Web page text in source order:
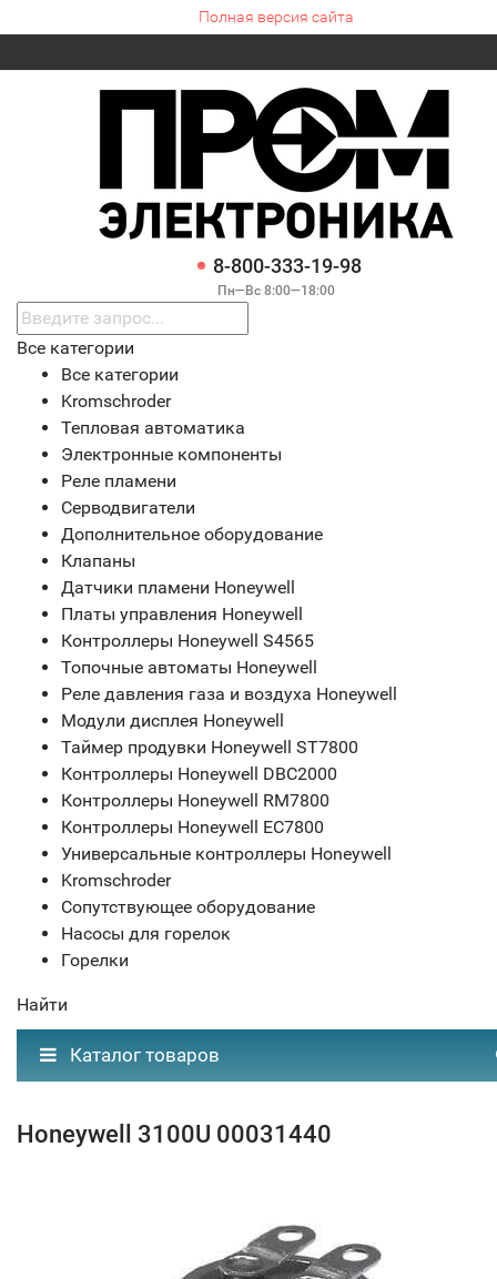
Полная версия сайта
8-800-333-19-98
Пн—Вс 8:00—18:00
Все категории
Все категории
Kromschroder
Тепловая автоматика
Электронные компоненты
Реле пламени
Серводвигатели
Дополнительное оборудование
Клапаны
Датчики пламени Honeywell
Платы управления Honeywell
Контроллеры Honeywell S4565
Топочные автоматы Honeywell
Реле давления газа и воздуха Honeywell
Модули дисплея Honeywell
Таймер продувки Honeywell ST7800
Контроллеры Honeywell DBC2000
Контроллеры Honeywell RM7800
Контроллеры Honeywell EC7800
Универсальные контроллеры Honeywell
Kromschroder
Сопутствующее оборудование
Насосы для горелок
Горелки
Найти
Каталог товаров
Honeywell 3100U 00031440